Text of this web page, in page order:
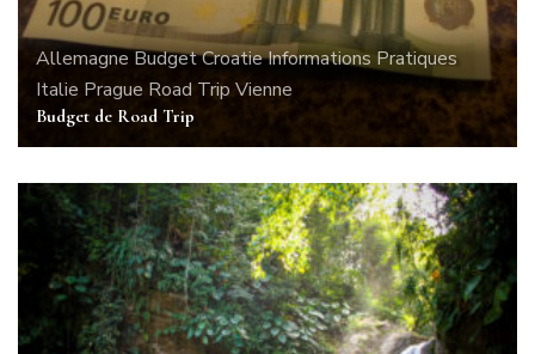
AllemagneBudgetCroatieInformations Pratiques
Italie Prague Road Trip Vienne
Budget de Road Trip